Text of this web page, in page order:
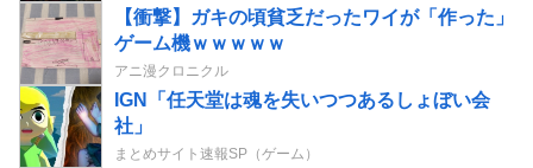
【衝撃】ガキの頃貧乏だったワイが「作った」
ゲーム機ｗｗｗｗｗ
アニ漫クロニクル
IGN「任天堂は魂を失いつつあるしょぼい会
社」
まとめサイト速報SP（ゲーム）